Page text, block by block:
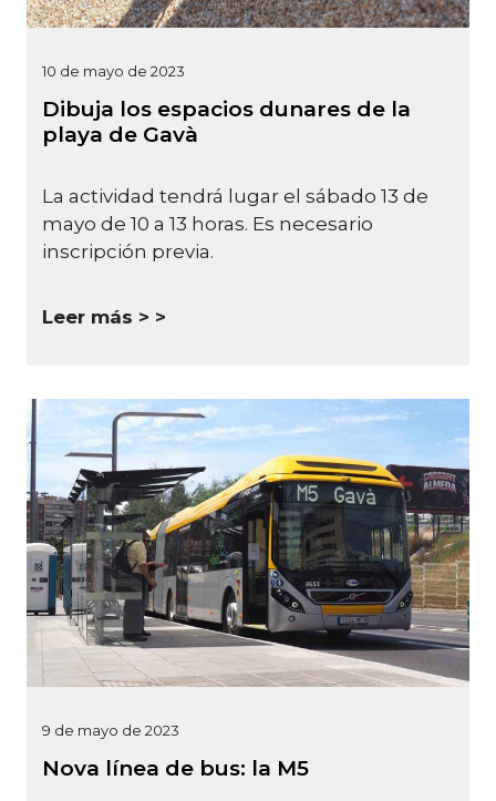
10 de mayo de 2023
Dibuja los espacios dunares de la
playa de Gavà
La actividad tendrá lugar el sábado 13 de
mayo de 10 a 13 horas. Es necesario
inscripción previa.
Leer más >
9 de mayo de 2023
Nova línea de bus: la M5